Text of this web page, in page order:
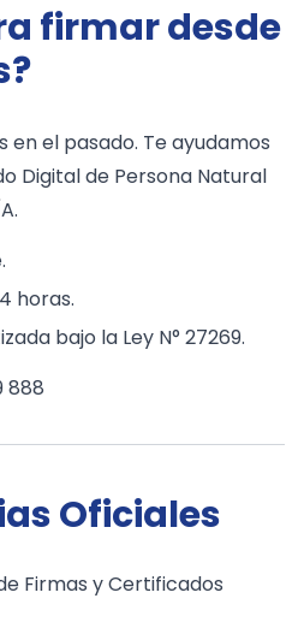
firmar desde
en el pasado. Te ayudamos
Digital de Persona Natural
horas.
bajo la Ley N° 27269.
888
Oficiales
Firmas y Certificados